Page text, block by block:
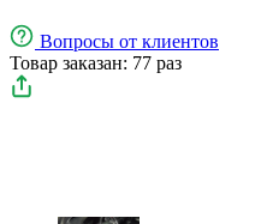
Вопросы от клиентов
Товар заказан: 77 раз